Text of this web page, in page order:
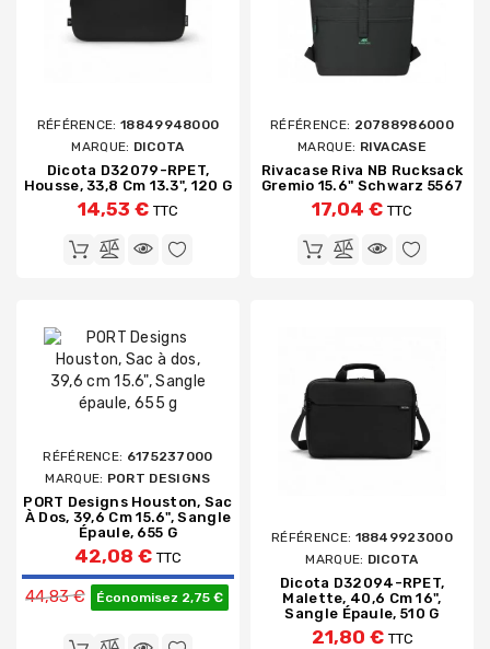
RÉFÉRENCE: 18849948000
MARQUE: DICOTA
Dicota D32079-RPET,
Housse, 33,8 Cm 13.3", 120 G
14,53 € TTC
RÉFÉRENCE: 20788986000
MARQUE: RIVACASE
Rivacase Riva NB Rucksack
Gremio 15.6" Schwarz 5567
17,04 € TTC
RÉFÉRENCE: 6175237000
MARQUE: PORT DESIGNS
PORT Designs Houston, Sac
À Dos, 39,6 Cm 15.6", Sangle
Épaule, 655 G
42,08 € TTC
Prix de base
44,83 € Économisez 2,75 €
RÉFÉRENCE: 18849923000
MARQUE: DICOTA
Dicota D32094-RPET,
Malette, 40,6 Cm 16",
Sangle Épaule, 510 G
21,80 € TTC